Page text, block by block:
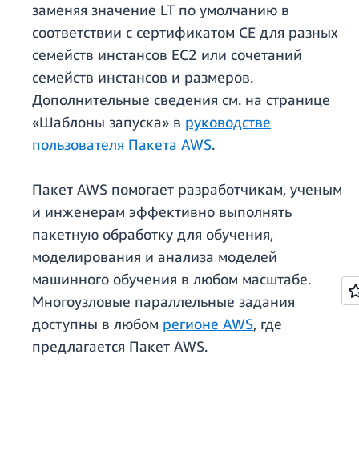
заменяя значение LT по умолчанию в
соответствии с сертификатом CE для разных
семейств инстансов EC2 или сочетаний
семейств инстансов и размеров.
Дополнительные сведения см. на странице
«Шаблоны запуска» в руководстве
пользователя Пакета AWS.
Пакет AWS помогает разработчикам, ученым
и инженерам эффективно выполнять
пакетную обработку для обучения,
моделирования и анализа моделей
машинного обучения в любом масштабе.
Многоузловые параллельные задания
доступны в любом регионе AWS, где
предлагается Пакет AWS.